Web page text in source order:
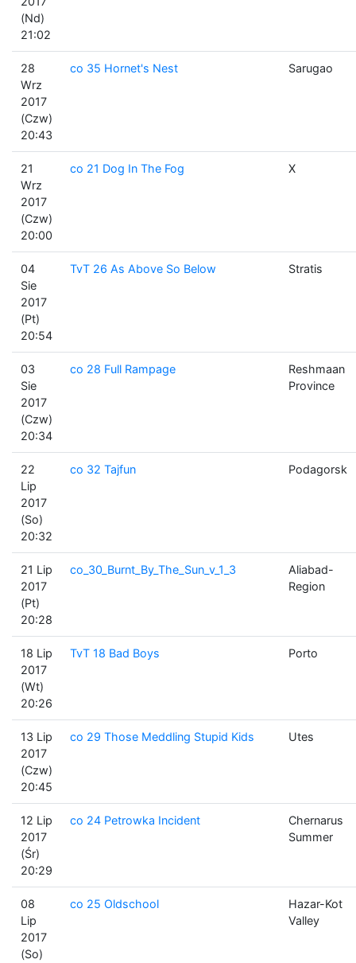
(Nd)
21:02
28
Wrz
2017
(Czw)
20:43
co 35 Hornet's Nest Sarugao
21
Wrz
2017
(Czw)
20:00
co 21 Dog In The Fog X
04
Sie
2017
(Pt)
20:54
TvT 26 As Above So Below Stratis
03
Sie
2017
(Czw)
20:34
co 28 Full Rampage
Reshmaan
Province
22
Lip
2017
(So)
20:32
co 32 Tajfun Podagorsk
21 Lip
2017
(Pt)
20:28
co_30_Burnt_By_The_Sun_v_1_3
Aliabad-
Region
18 Lip
2017
(Wt)
20:26
TvT 18 Bad Boys Porto
13 Lip
2017
(Czw)
20:45
co 29 Those Meddling Stupid Kids Utes
12 Lip
2017
(Śr)
20:29
co 24 Petrowka Incident
Chernarus
Summer
08
Lip
2017
(So)
co 25 Oldschool
Hazar-Kot
Valley